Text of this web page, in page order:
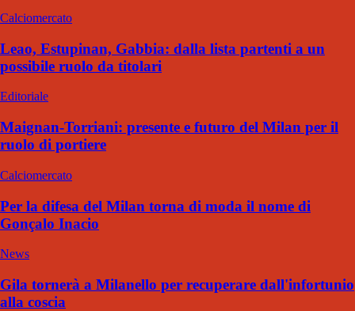
Calciomercato
Leao, Estupinan, Gabbia: dalla lista partenti a un
possibile ruolo da titolari
Editoriale
Maignan-Torriani: presente e futuro del Milan per il
ruolo di portiere
Calciomercato
Per la difesa del Milan torna di moda il nome di
Gonçalo Inacio
News
Gila tornerà a Milanello per recuperare dall'infortunio
alla coscia